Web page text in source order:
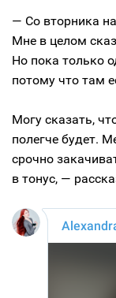
— Со вторника
Мне в целом
Но пока только
потому что там
Могу сказать,
полегче будет.
срочно
в тонус, —